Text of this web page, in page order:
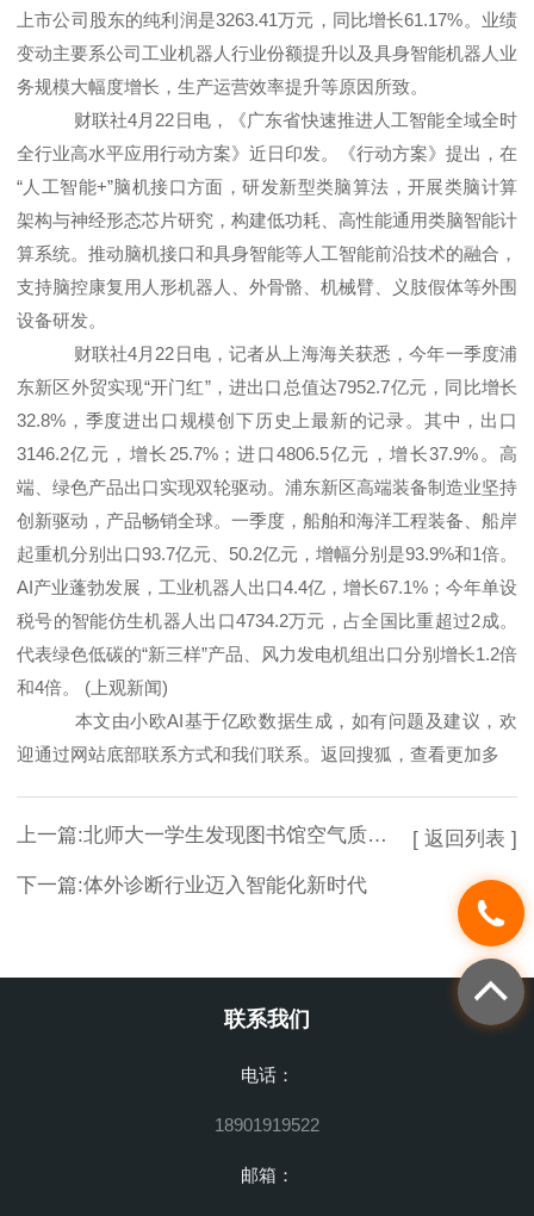
上市公司股东的纯利润是3263.41万元，同比增长61.17%。业绩
变动主要系公司工业机器人行业份额提升以及具身智能机器人业
务规模大幅度增长，生产运营效率提升等原因所致。
财联社4月22日电，《广东省快速推进人工智能全域全时
全行业高水平应用行动方案》近日印发。《行动方案》提出，在
“人工智能+”脑机接口方面，研发新型类脑算法，开展类脑计算
架构与神经形态芯片研究，构建低功耗、高性能通用类脑智能计
算系统。推动脑机接口和具身智能等人工智能前沿技术的融合，
支持脑控康复用人形机器人、外骨骼、机械臂、义肢假体等外围
设备研发。
财联社4月22日电，记者从上海海关获悉，今年一季度浦
东新区外贸实现“开门红”，进出口总值达7952.7亿元，同比增长
32.8%，季度进出口规模创下历史上最新的记录。其中，出口
3146.2亿元，增长25.7%；进口4806.5亿元，增长37.9%。高
端、绿色产品出口实现双轮驱动。浦东新区高端装备制造业坚持
创新驱动，产品畅销全球。一季度，船舶和海洋工程装备、船岸
起重机分别出口93.7亿元、50.2亿元，增幅分别是93.9%和1倍。
AI产业蓬勃发展，工业机器人出口4.4亿，增长67.1%；今年单设
税号的智能仿生机器人出口4734.2万元，占全国比重超过2成。
代表绿色低碳的“新三样”产品、风力发电机组出口分别增长1.2倍
和4倍。 (上观新闻)
本文由小欧AI基于亿欧数据生成，如有问题及建议，欢
迎通过网站底部联系方式和我们联系。返回搜狐，查看更加多
上一篇:北师大一学生发现图书馆空气质量检测仪二氧化碳浓度超标图书馆称非正式检验测试仪器且数据未校准当晚被拆除
下一篇:体外诊断行业迈入智能化新时代
[ 返回列表 ]
联系我们
电话：
18901919522
邮箱：